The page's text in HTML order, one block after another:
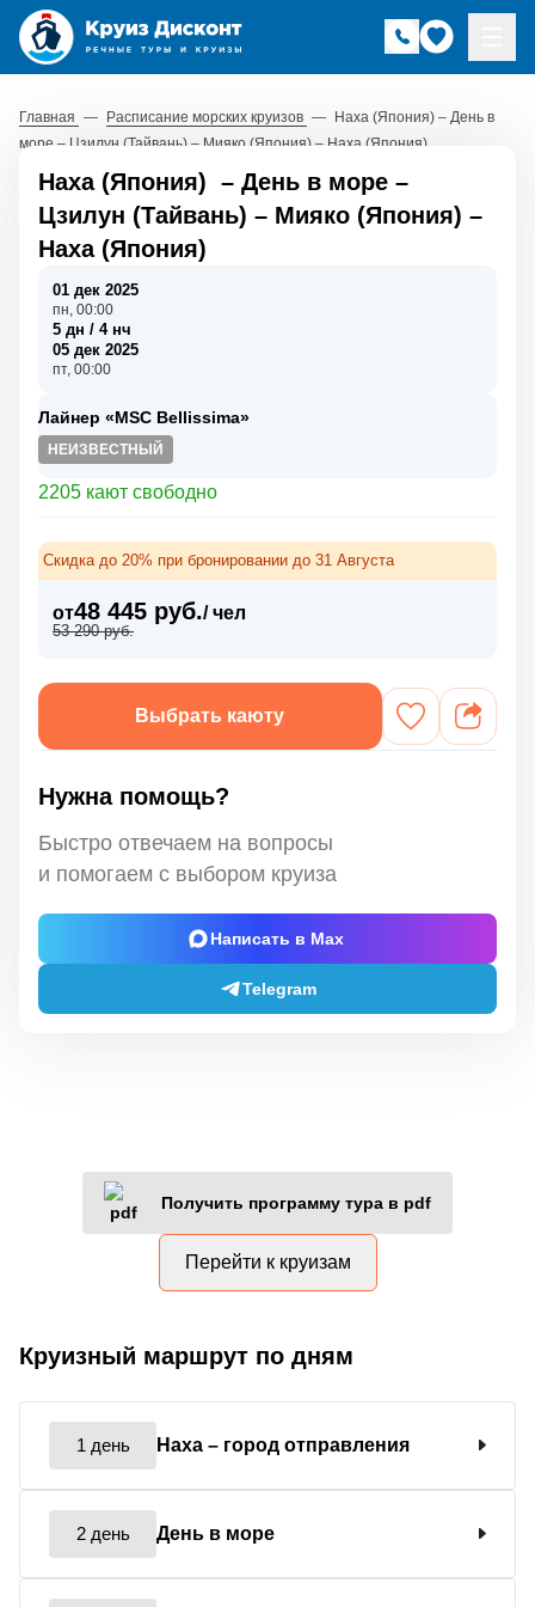
Главная — Расписание морских круизов — Наха (Япония) – День в
море – Цзилун (Тайвань) – Мияко (Япония) – Наха (Япония)
Наха (Япония) – День в море –
Цзилун (Тайвань) – Мияко (Япония) –
Наха (Япония)
01 дек 2025
пн, 00:00
5 дн / 4 нч
05 дек 2025
пт, 00:00
Лайнер «MSC Bellissima»
НЕИЗВЕСТНЫЙ
2205 кают свободно
Скидка до 20% при бронировании до 31 Августа
от48 445 руб./ чел
53 290 руб.
Выбрать каюту
Нужна помощь?
Быстро отвечаем на вопросы
и помогаем с выбором круиза
Написать в Max
Telegram
Получить программу тура в pdf
Перейти к круизам
Круизный маршрут по дням
1 день Наха – город отправления
2 день День в море